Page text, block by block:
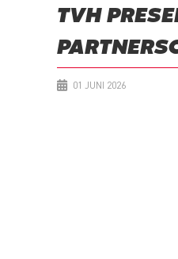
TVH
01 JUNI 2026